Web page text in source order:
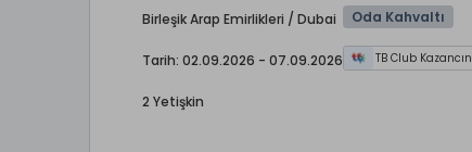
Birleşik Arap Emirlikleri / Dubai
Tarih: 02.09.2026 - 07.09.2026
2 Yetişkin
Oda Kahvaltı
TB Club Kazancın